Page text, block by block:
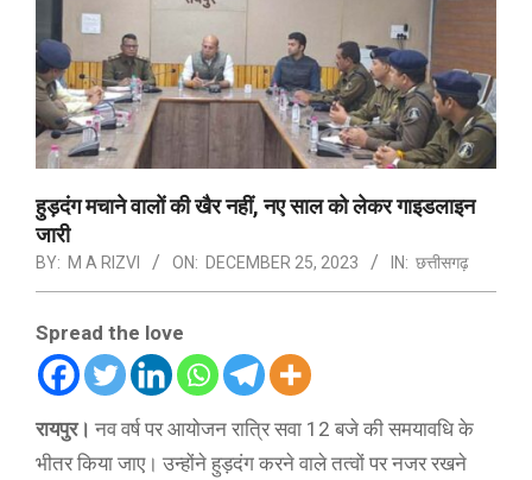
हुड़दंग मचाने वालों की खैर नहीं, नए साल को लेकर गाइडलाइन
जारी
BY: M A RIZVI ON: DECEMBER 25, 2023 IN: छत्तीसगढ़
Spread the love
रायपुर। नव वर्ष पर आयोजन रात्रि सवा 12 बजे की समयावधि के
भीतर किया जाए। उन्होंने हुड़दंग करने वाले तत्वों पर नजर रखने